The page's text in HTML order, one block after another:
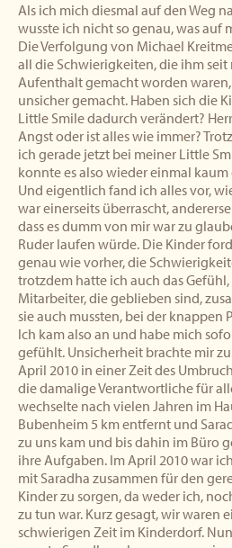
Als ich mich diesmal auf den Weg
wusste ich nicht so genau, was auf
Die Verfolgung von Michael
all die Schwierigkeiten, die ihm
Aufenthalt gemacht worden
unsicher gemacht. Haben sich die
Little Smile dadurch verändert?
Angst oder ist alles wie immer?
ich gerade jetzt bei meiner Little
konnte es also wieder einmal
Und eigentlich fand ich alles vor,
war einerseits überrascht,
dass es dumm von mir war zu
Ruder laufen würde. Die Kinder
genau wie vorher, die
trotzdem hatte ich auch das
Mitarbeiter, die geblieben sind,
sie auch mussten, bei der knappen
Ich kam also an und habe mich
gefühlt. Unsicherheit brachte mir
April 2010 in einer Zeit des
die damalige Verantwortliche für
wechselte nach vielen Jahren im
Bubenheim 5 km entfernt und
zu uns kam und bis dahin im Büro
ihre Aufgaben. Im April 2010 war
mit Saradha zusammen für den
Kinder zu sorgen, da weder ich,
zu tun war. Kurz gesagt, wir waren
schwierigen Zeit im Kinderdorf.